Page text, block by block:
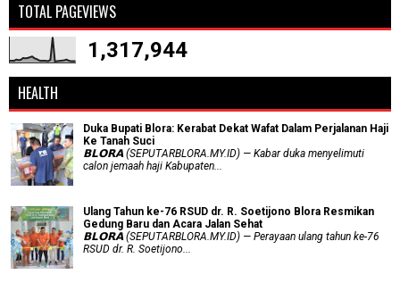
TOTAL PAGEVIEWS
1,317,944
HEALTH
Duka Bupati Blora: Kerabat Dekat Wafat Dalam Perjalanan Haji
Ke Tanah Suci
𝗕𝗟𝗢𝗥𝗔 (SEPUTARBLORA.MY.ID) — Kabar duka menyelimuti
calon jemaah haji Kabupaten...
Ulang Tahun ke-76 RSUD dr. R. Soetijono Blora Resmikan
Gedung Baru dan Acara Jalan Sehat
𝗕𝗟𝗢𝗥𝗔 (SEPUTARBLORA.MY.ID) — Perayaan ulang tahun ke-76
RSUD dr. R. Soetijono...